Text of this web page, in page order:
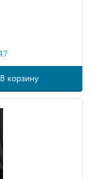
В корзину